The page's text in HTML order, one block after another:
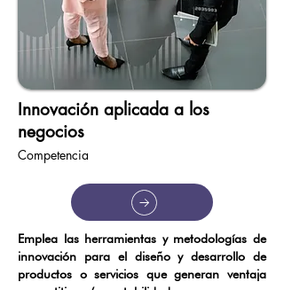
Innovación aplicada a los
negocios
Competencia
Emplea las herramientas y metodologías de
innovación para el diseño y desarrollo de
productos o servicios que generan ventaja